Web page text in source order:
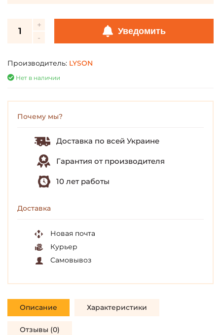
Уведомить
Производитель: LYSON
Нет в наличии
Почему мы?
Доставка по всей Украине
Гарантия от производителя
10 лет работы
Доставка
Новая почта
Курьер
Самовывоз
Описание Характеристики
Отзывы (0)